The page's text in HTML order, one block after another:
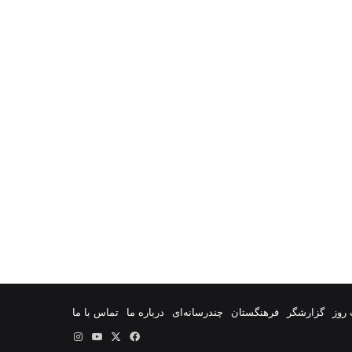
گزارشگر فرهنگستان چندرسانه‌ای درباره ما
تماس با ما
فیس
یوتیوب